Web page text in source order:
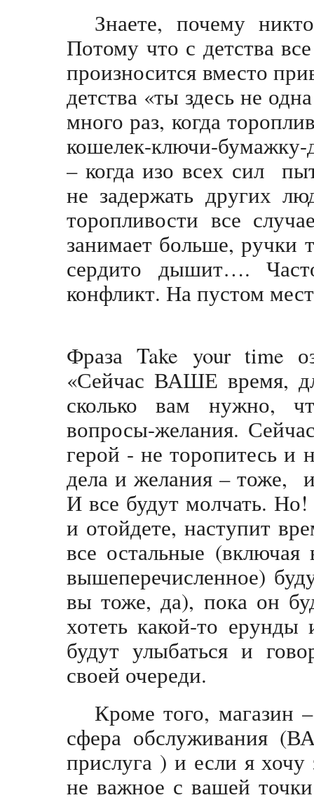
Знаете, почему
Потому что с детства
произносится вместо
детства «ты здесь не
много раз, когда
кошелек-ключи-бумажку-
– когда изо всех сил
не задержать других
торопливости все
занимает больше, ручки
сердито дышит….
конфликт. На пустом
Фраза Take your time
«Сейчас ВАШЕ время,
сколько вам нужно,
вопросы-желания.
герой - не торопитесь и
дела и желания – тоже,
И все будут молчать.
и отойдете, наступит
все остальные
вышеперечисленное)
вы тоже, да), пока он
хотеть какой-то
будут улыбаться и
своей очереди.
Кроме того, магазин
сфера обслуживания
прислуга ) и если я
не важное с вашей